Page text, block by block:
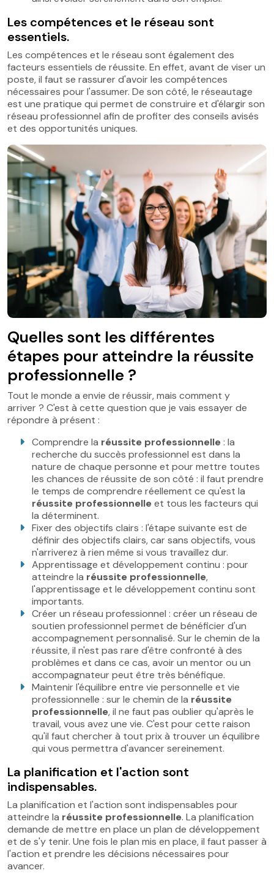
Les compétences et le réseau sont
essentiels.
Les compétences et le réseau sont également des
facteurs essentiels de réussite. En effet, avant de viser un
poste, il faut se rassurer d'avoir les compétences
nécessaires pour l'assumer. De son côté, le réseautage
est une pratique qui permet de construire et d'élargir son
réseau professionnel afin de profiter des conseils avisés
et des opportunités uniques.
Quelles sont les différentes
étapes pour atteindre la réussite
professionnelle ?
Tout le monde a envie de réussir, mais comment y
arriver ? C'est à cette question que je vais essayer de
répondre à présent :
Comprendre la réussite professionnelle: la
recherche du succès professionnel est dans la
nature de chaque personne et pour mettre toutes
les chances de réussite de son côté : il faut prendre
le temps de comprendre réellement ce qu'est la
réussite professionnelleet tous les facteurs qui
la déterminent.
Fixer des objectifs clairs : l'étape suivante est de
définir des objectifs clairs, car sans objectifs, vous
n'arriverez à rien même si vous travaillez dur.
Apprentissage et développement continu : pour
atteindre la réussite professionnelle,
l'apprentissage et le développement continu sont
importants.
Créer un réseau professionnel : créer un réseau de
soutien professionnel permet de bénéficier d'un
accompagnement personnalisé. Sur le chemin de la
réussite, il n'est pas rare d'être confronté à des
problèmes et dans ce cas, avoir un mentor ou un
accompagnateur peut être très bénéfique.
Maintenir l'équilibre entre vie personnelle et vie
professionnelle : sur le chemin de la réussite
professionnelle, il ne faut pas oublier qu'après le
travail, vous avez une vie. C'est pour cette raison
qu'il faut chercher à tout prix à trouver un équilibre
qui vous permettra d'avancer sereinement.
La planification et l'action sont
indispensables.
La planification et l'action sont indispensables pour
atteindre la réussite professionnelle. La planification
demande de mettre en place un plan de développement
et de s'y tenir. Une fois le plan mis en place, il faut passer à
l'action et prendre les décisions nécessaires pour
avancer.